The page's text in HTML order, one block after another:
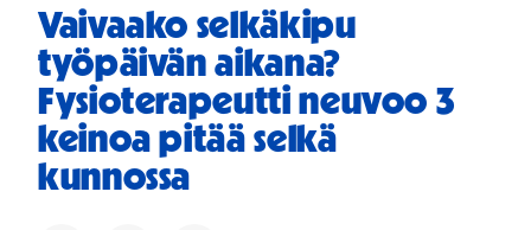
Vaivaako selkäkipu
työpäivän aikana?
Fysioterapeutti neuvoo 3
keinoa pitää selkä
kunnossa